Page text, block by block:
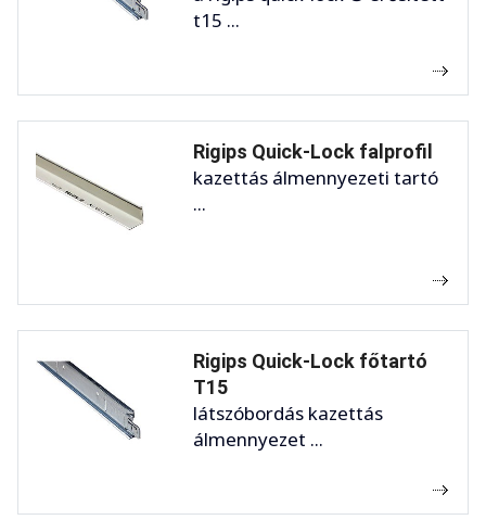
t15 ...
Rigips Quick-Lock falprofil
kazettás álmennyezeti tartó
...
Rigips Quick-Lock főtartó
T15
látszóbordás kazettás
álmennyezet ...